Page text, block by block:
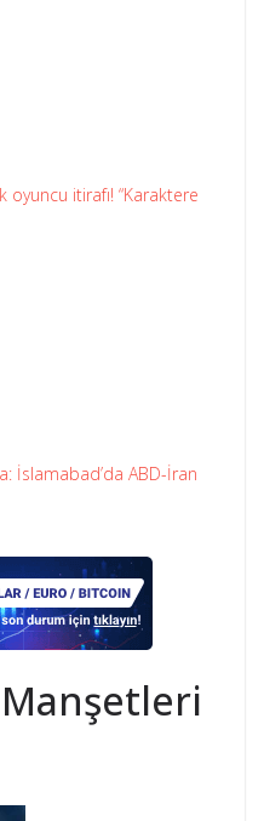
oyuncu itirafı! “Karaktere
İslamabad’da ABD-İran